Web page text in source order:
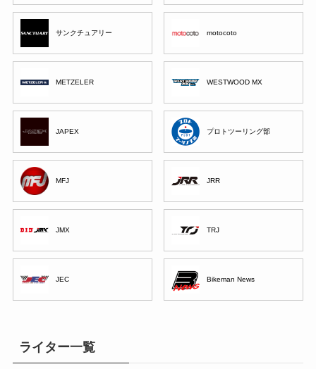
サンクチュアリー motocoto
METZELER WESTWOOD MX
JAPEX プロトツーリング部
MFJ JRR
JMX TRJ
JEC Bikeman News
ライター一覧